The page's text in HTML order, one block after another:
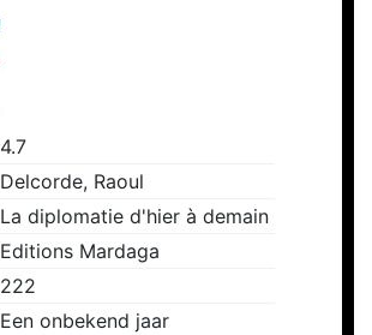
4.7
Delcorde, Raoul
La diplomatie d'hier à demain
Editions Mardaga
222
Een onbekend jaar